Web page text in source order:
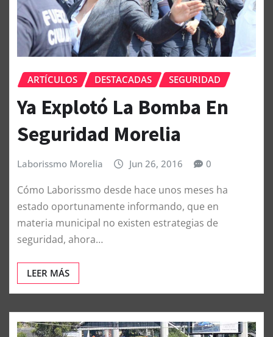
ARTÍCULOS DESTACADAS SEGURIDAD
Ya Explotó La Bomba En
Seguridad Morelia
Laborissmo Morelia Jun 26, 2016 0
Cómo Laborissmo desde hace unos meses ha
estado oportunamente informando, que en
materia municipal no existen estrategias de
seguridad, ahora…
LEER MÁS